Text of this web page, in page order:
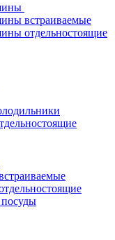
встраиваемые
отдельностоящие